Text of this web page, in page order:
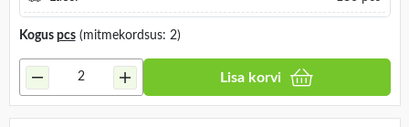
Kogus pcs(mitmekordsus: 2)
Lisa korvi